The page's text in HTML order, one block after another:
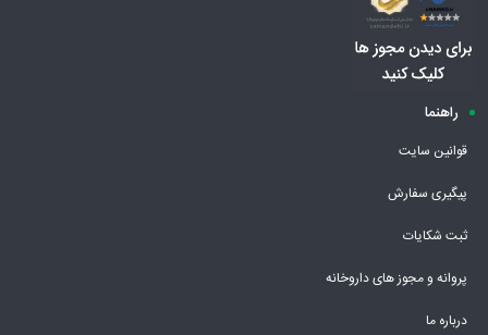
راهنما
قوانین سایت
پیگیری سفارش
ثبت شکایات
پروانه و مجوز های داروخانه
درباره ما